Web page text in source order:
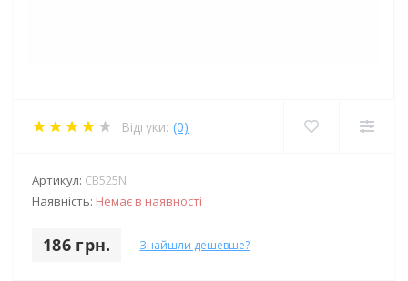
Відгуки: (0)
Артикул: CB525N
Наявність: Немає в наявності
186 грн. Знайшли дешевше?